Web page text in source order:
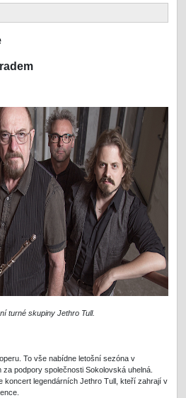
turné skupiny Jethro Tull.
To vše nabídne letošní sezóna v
podpory společnosti Sokolovská uhelná.
koncert legendárních Jethro Tull, kteří zahrají v